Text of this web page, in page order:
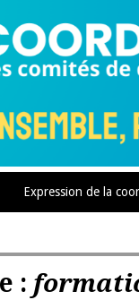
Expression de la
: